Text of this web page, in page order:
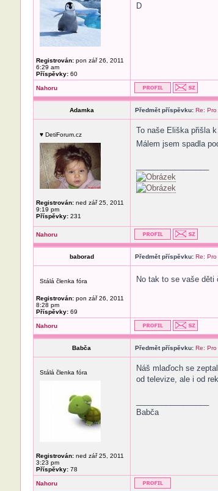
Registrován:pon zář 26, 2011
6:29 am
Příspěvky:60
D
Nahoru
Adamka Předmět příspěvku: Re:
♥ DetiForum.cz
Registrován:ned zář 25, 2011
9:19 pm
Příspěvky:231
To naše Eliška přišla
Málem jsem spadla
Nahoru
baborad Předmět příspěvku: Re:
Stálá členka fóra
Registrován:pon zář 26, 2011
8:28 pm
Příspěvky:69
No tak to se vaše
Nahoru
Babča Předmět příspěvku: Re:
Stálá členka fóra
Registrován:ned zář 25, 2011
3:23 pm
Příspěvky:78
Náš mlaďoch se
od televize, ale i od
Babča
Nahoru